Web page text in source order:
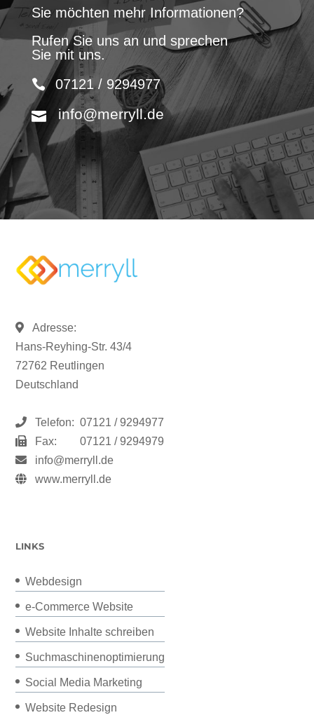
Sie möchten mehr Informationen?
Rufen Sie uns an und sprechen
Sie mit uns.
07121 / 9294977
info@merryll.de
Adresse:
Hans-Reyhing-Str. 43/4
72762 Reutlingen
Deutschland
Telefon: 07121 / 9294977
Fax:
07121 / 9294979
info@merryll.de
www.merryll.de
LINKS
Webdesign
e-Commerce Website
Website Inhalte schreiben
Suchmaschinenoptimierung
Social Media Marketing
Website Redesign